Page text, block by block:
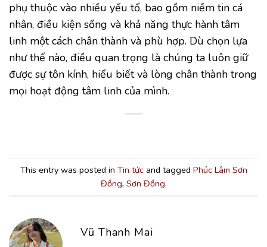
phụ thuộc vào nhiều yếu tố, bao gồm niềm tin cá
nhân, điều kiện sống và khả năng thực hành tâm
linh một cách chân thành và phù hợp. Dù chọn lựa
như thế nào, điều quan trọng là chúng ta luôn giữ
được sự tôn kính, hiểu biết và lòng chân thành trong
mọi hoạt động tâm linh của mình.
This entry was posted in Tin tứcand tagged Phúc Lâm Sơn
Đồng, Sơn Đồng.
Vũ Thanh Mai